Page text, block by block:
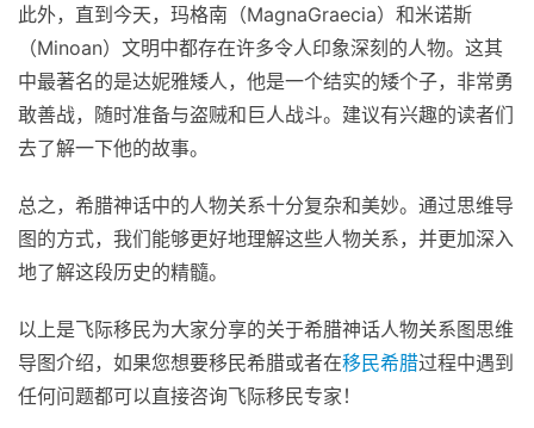
此外，直到今天，玛格南（MagnaGraecia）和米诺斯
（Minoan）文明中都存在许多令人印象深刻的人物。这其
中最著名的是达妮雅矮人，他是一个结实的矮个子，非常勇
敢善战，随时准备与盗贼和巨人战斗。建议有兴趣的读者们
去了解一下他的故事。
总之，希腊神话中的人物关系十分复杂和美妙。通过思维导
图的方式，我们能够更好地理解这些人物关系，并更加深入
地了解这段历史的精髓。
以上是飞际移民为大家分享的关于希腊神话人物关系图思维
导图介绍，如果您想要移民希腊或者在移民希腊过程中遇到
任何问题都可以直接咨询飞际移民专家！